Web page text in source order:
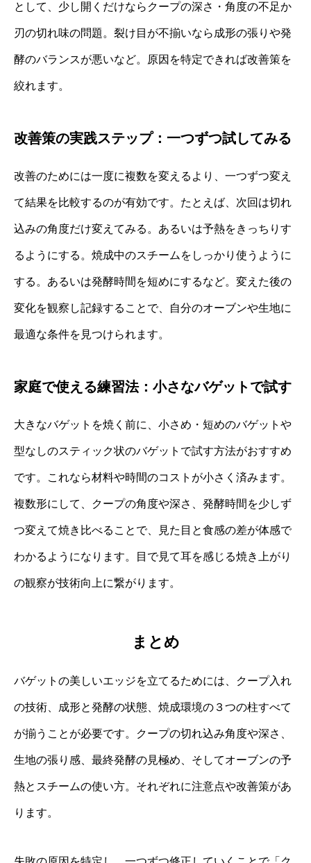
として、少し開くだけならクープの深さ・角度の不足か
刃の切れ味の問題。裂け目が不揃いなら成形の張りや発
酵のバランスが悪いなど。原因を特定できれば改善策を
絞れます。
改善策の実践ステップ：一つずつ試してみる
改善のためには一度に複数を変えるより、一つずつ変え
て結果を比較するのが有効です。たとえば、次回は切れ
込みの角度だけ変えてみる。あるいは予熱をきっちりす
るようにする。焼成中のスチームをしっかり使うように
する。あるいは発酵時間を短めにするなど。変えた後の
変化を観察し記録することで、自分のオーブンや生地に
最適な条件を見つけられます。
家庭で使える練習法：小さなバゲットで試す
大きなバゲットを焼く前に、小さめ・短めのバゲットや
型なしのスティック状のバゲットで試す方法がおすすめ
です。これなら材料や時間のコストが小さく済みます。
複数形にして、クープの角度や深さ、発酵時間を少しず
つ変えて焼き比べることで、見た目と食感の差が体感で
わかるようになります。目で見て耳を感じる焼き上がり
の観察が技術向上に繋がります。
まとめ
バゲットの美しいエッジを立てるためには、クープ入れ
の技術、成形と発酵の状態、焼成環境の３つの柱すべて
が揃うことが必要です。クープの切れ込み角度や深さ、
生地の張り感、最終発酵の見極め、そしてオーブンの予
熱とスチームの使い方。それぞれに注意点や改善策があ
ります。